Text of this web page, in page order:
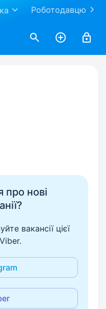
Роботодавцю
про нові
вакансії цієї